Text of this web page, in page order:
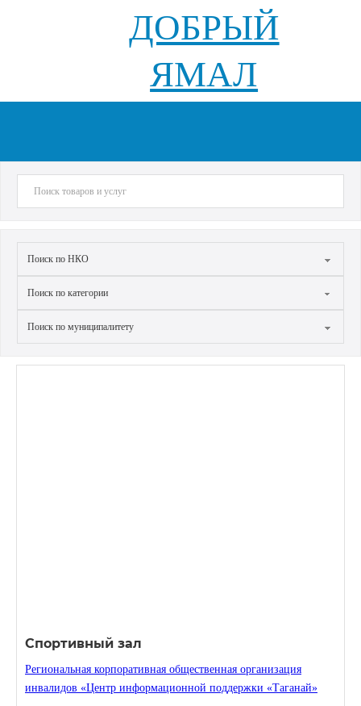
ДОБРЫЙ
ЯМАЛ
Спортивный зал
Региональная корпоративная общественная организация
инвалидов «Центр информационной поддержки «Таганай»